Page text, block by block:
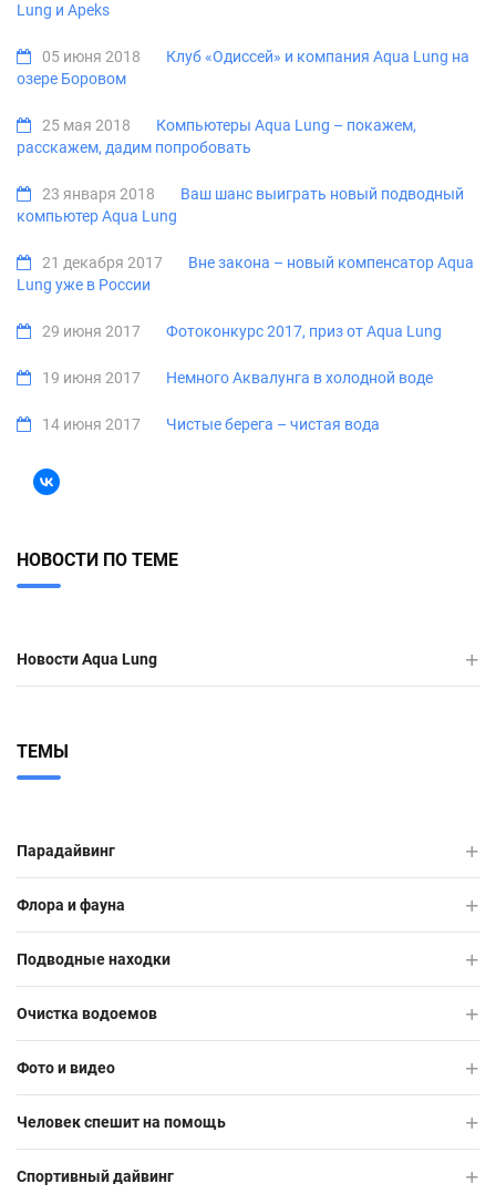
Lung и Apeks
05 июня 2018
Клуб «Одиссей» и компания Aqua Lung на
озере Боровом
25 мая 2018
Компьютеры Aqua Lung – покажем,
расскажем, дадим попробовать
23 января 2018
Ваш шанс выиграть новый подводный
компьютер Aqua Lung
21 декабря 2017
Вне закона – новый компенсатор Aqua
Lung уже в России
29 июня 2017 Фотоконкурс 2017, приз от Aqua Lung
19 июня 2017 Немного Аквалунга в холодной воде
14 июня 2017 Чистые берега – чистая вода
НОВОСТИ ПО ТЕМЕ
Новости Aqua Lung
ТЕМЫ
Парадайвинг
Флора и фауна
Подводные находки
Очистка водоемов
Фото и видео
Человек спешит на помощь
Спортивный дайвинг